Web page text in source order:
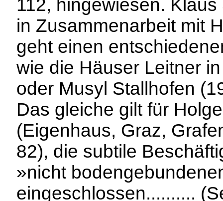
112, hingewiesen.
in Zusammenarbeit mit
geht einen
wie die Häuser Leitner
oder Musyl Stallhofen
Das gleiche gilt für
(Eigenhaus, Graz,
82), die subtile
»nicht
eingeschlossen..........